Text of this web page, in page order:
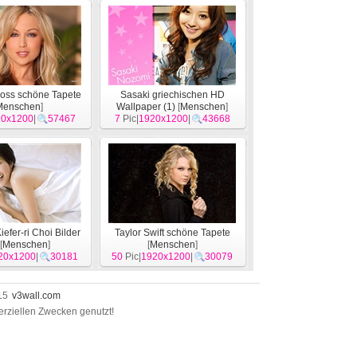
schöne Tapete
]
| 57467
Sasaki griechischen HD
Wallpaper (1) [Menschen]
7 Pic| 1920x1200| 43668
ri Choi Bilder
Menschen]
30181
Taylor Swift schöne Tapete
[Menschen]
50 Pic| 1920x1200 30079
v3wall.com
Zwecken genutzt!